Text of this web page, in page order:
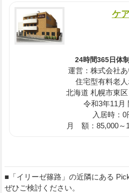
ケ
24時間365日体
運営：株式会社
住宅型有料老
北海道 札幌市東
令和3年11月
入居時：0
月 額：85,000～
■「イリーゼ篠路」の近隣にある
ぜひご検討ください。